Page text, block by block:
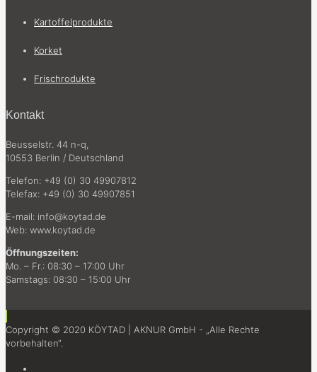
Kartoffelprodukte
Korket
Frischrodukte
Kontakt
Beusselstr. 44 n-q,
10553 Berlin / Deutschland
Telefon: +49 (0) 30 49907812
Telefax: +49 (0) 30 49907851
E-mail: info@koytad.de
Web: www.koytad.de
Öffnungszeiten:
Mo. – Fr.: 08:30 – 17:00 Uhr
Samstags: 08:30 – 15:00 Uhr
Copyright © 2020 KÖYTAD | AKNUR GmbH - „Alle Rechte
vorbehalten“.